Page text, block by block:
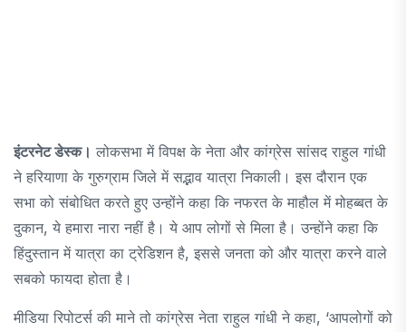
इंटरनेट डेस्क। लोकसभा में विपक्ष के नेता और कांग्रेस सांसद राहुल गांधी
ने हरियाणा के गुरुग्राम जिले में सद्भाव यात्रा निकाली। इस दौरान एक
सभा को संबोधित करते हुए उन्होंने कहा कि नफरत के माहौल में मोहब्बत के
दुकान, ये हमारा नारा नहीं है। ये आप लोगों से मिला है। उन्होंने कहा कि
हिंदुस्तान में यात्रा का ट्रेडिशन है, इससे जनता को और यात्रा करने वाले
सबको फायदा होता है।
मीडिया रिपोटर्स की माने तो कांग्रेस नेता राहुल गांधी ने कहा, ‘आपलोगों को